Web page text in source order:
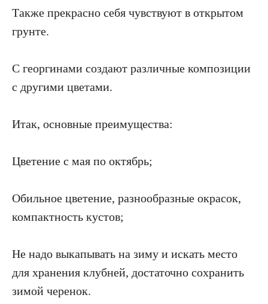
Также прекрасно себя чувствуют в открытом
грунте.
С георгинами создают различные композиции
с другими цветами.
Итак, основные преимущества:
Цветение с мая по октябрь;
Обильное цветение, разнообразные окрасок,
компактность кустов;
Не надо выкапывать на зиму и искать место
для хранения клубней, достаточно сохранить
зимой черенок.